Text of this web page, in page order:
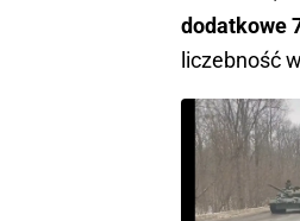
dodatkowe
liczebność